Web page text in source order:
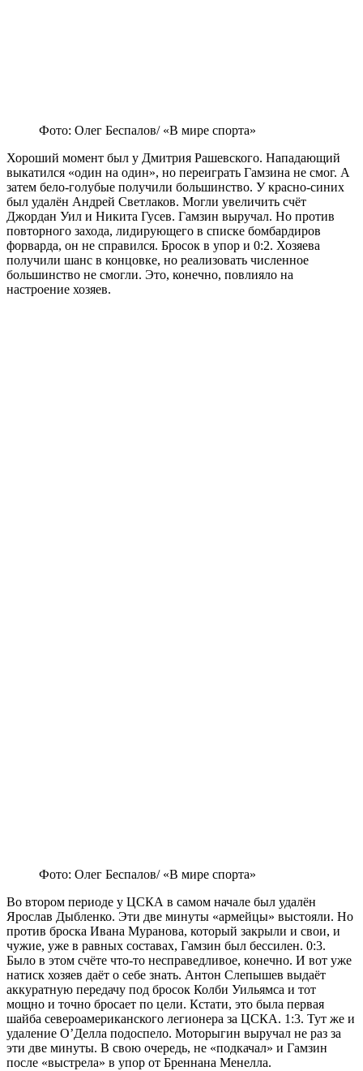
Фото: Олег Беспалов/ «В мире спорта»
Хороший момент был у Дмитрия Рашевского. Нападающий
выкатился «один на один», но переиграть Гамзина не смог. А
затем бело-голубые получили большинство. У красно-синих
был удалён Андрей Светлаков. Могли увеличить счёт
Джордан Уил и Никита Гусев. Гамзин выручал. Но против
повторного захода, лидирующего в списке бомбардиров
форварда, он не справился. Бросок в упор и 0:2. Хозяева
получили шанс в концовке, но реализовать численное
большинство не смогли. Это, конечно, повлияло на
настроение хозяев.
Фото: Олег Беспалов/ «В мире спорта»
Во втором периоде у ЦСКА в самом начале был удалён
Ярослав Дыбленко. Эти две минуты «армейцы» выстояли. Но
против броска Ивана Муранова, который закрыли и свои, и
чужие, уже в равных составах, Гамзин был бессилен. 0:3.
Было в этом счёте что-то несправедливое, конечно. И вот уже
натиск хозяев даёт о себе знать. Антон Слепышев выдаёт
аккуратную передачу под бросок Колби Уильямса и тот
мощно и точно бросает по цели. Кстати, это была первая
шайба североамериканского легионера за ЦСКА. 1:3. Тут же и
удаление О’Делла подоспело. Моторыгин выручал не раз за
эти две минуты. В свою очередь, не «подкачал» и Гамзин
после «выстрела» в упор от Бреннана Менелла.